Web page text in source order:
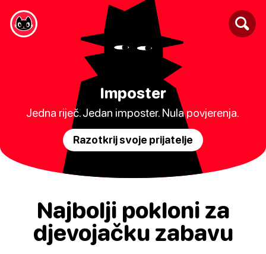
Imposter
Jedna riječ. Jedan imposter. Nula povjerenja.
Razotkrij svoje prijatelje
Najbolji pokloni za
djevojačku zabavu